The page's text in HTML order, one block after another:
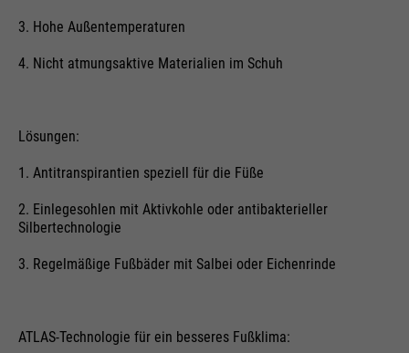
3. Hohe Außentemperaturen
4. Nicht atmungsaktive Materialien im Schuh
Lösungen:
1. Antitranspirantien speziell für die Füße
2. Einlegesohlen mit Aktivkohle oder antibakterieller
Silbertechnologie
3. Regelmäßige Fußbäder mit Salbei oder Eichenrinde
ATLAS-Technologie für ein besseres Fußklima: